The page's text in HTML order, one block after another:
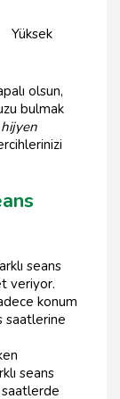
Yüksek
olsun,
bulmak
hijyen
seans
veriyor.
konum
saatlerine
seans
saatlerde